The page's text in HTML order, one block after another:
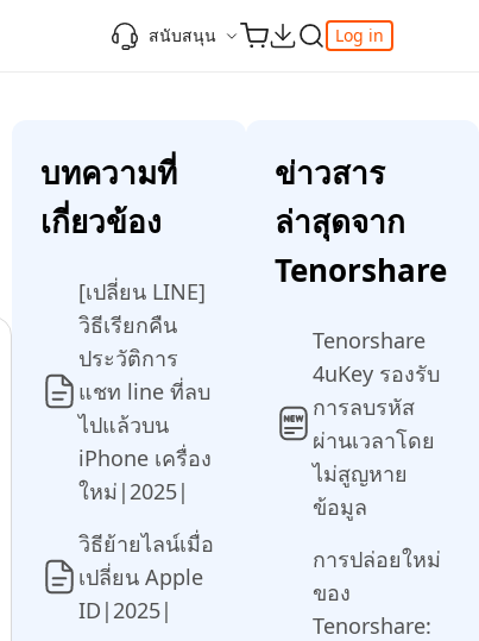
สนับสนุน
ติดต่อเรา
อัพเดทการสมัครสมาชิก
Log in
ดาวน์เกรด iOS 26
แก้ไข iOS 26 ค้าง
วิธีใช้ Apple Music Automix
เพิ่มภาพถ่าย 3D บน iOS 26
ios 26 wallpaper
ios 26 vs ios 18
ดู netflix ไม่ได้ ios 26
เคล็ดลับเพิ่มเติม
เครื่องมือเปลี่ยนตำแหน่ง Pokemon Go ที่ดี
ที่สุด
เปลี่ยนภูมิภาค ios
ดาวน์โหลดเครื่องมือ FRP Unlocker All-In-
One ฟรี
เคล็ดลับเพิ่มเติม
จุดเด่น
สำรวจ Tenorshare AI พร้อมฟีเจอร์ใหม่ที่น่า
วิดีโอแนะนำของ Tenorshare นำเสนอคำ
แนะนำทีละขั้นตอนที่ชัดเจนเพื่อช่วยให้คุณ
เข้าใจข้อมูลผลิตภัณฑ์ที่จำเป็นได้อย่าง
รวดเร็ว
ดูเลย
บทความที่
เกี่ยวข้อง
[เปลี่ยน LINE]
วิธีเรียกคืน
ประวัติการ
แชท line ที่ลบ
ไปแล้วบน
iPhone เครื่อง
ใหม่|2025|
วิธีย้ายไลน์เมื่อ
เปลี่ยน Apple
ID|2025|
ข่าวสาร
ล่าสุดจาก
Tenorshare
Tenorshare
4uKey รองรับ
การลบรหัส
ผ่านเวลาโดย
ไม่สูญหาย
ข้อมูล
การปล่อยใหม่
ของ
Tenorshare: